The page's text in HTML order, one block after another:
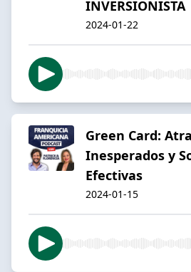
INVERSIONISTA
2024-01-22
Green Card:
Inesperados y
Efectivas
2024-01-15